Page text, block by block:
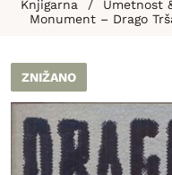
Knjigarna / Umetnost
Monument – Drago
ZNIŽANO